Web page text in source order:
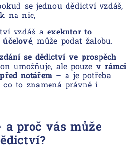
se jednou dědictví vzdáš,
na nic,
vzdáš aexekutor to
, může podat žalobu.
se dědictví ve prospěch
umožňuje, ale pouze v rámci
notářem – a je potřeba
co to znamená právně i
a proč vás může